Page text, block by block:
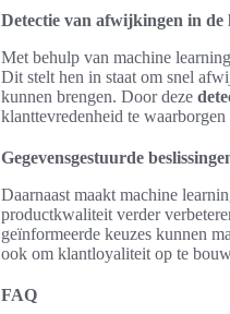
Detectie van afwijkingen in
Met behulp van machine
Dit stelt hen in staat om snel
kunnen brengen. Door deze
klanttevredenheid te
Gegevensgestuurde
Daarnaast maakt machine
productkwaliteit verder
geïnformeerde keuzes kunnen
ook om klantloyaliteit op te
FAQ